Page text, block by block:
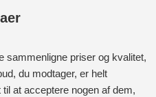
sammenligne priser og kvalitet,
du modtager, er helt
at acceptere nogen af dem,